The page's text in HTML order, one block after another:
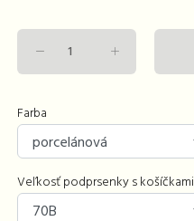
Farba
Veľkosť podprsenky s košíčkami